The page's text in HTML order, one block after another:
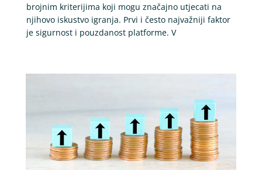
brojnim kriterijima koji mogu značajno utjecati na
njihovo iskustvo igranja. Prvi i često najvažniji faktor
je sigurnost i pouzdanost platforme. V